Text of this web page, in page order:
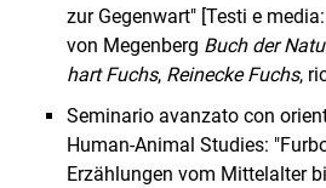
zur Gegenwart" [Testi e media:
von Megenberg Buch der
hart Fuchs, Reinecke Fuchs,
Seminario avanzato con
Human-Animal Studies:
Erzählungen vom Mittelalter